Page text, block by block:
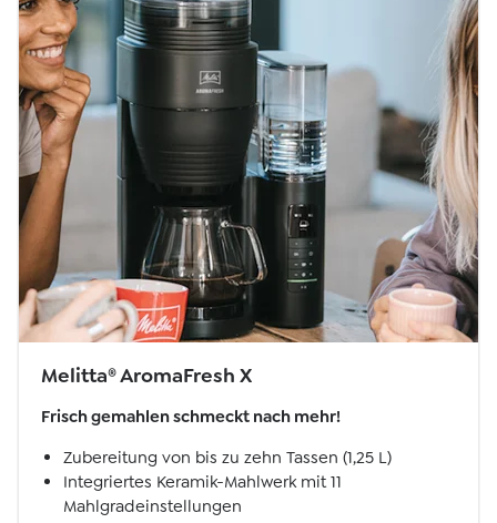
Melitta® AromaFresh X
Frisch gemahlen schmeckt nach mehr!
Zubereitung von bis zu zehn Tassen (1,25 L)
Integriertes Keramik-Mahlwerk mit 11
Mahlgradeinstellungen